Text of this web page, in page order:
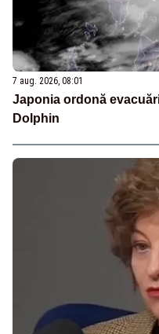
7 aug. 2026, 08:01
Japonia ordonă
Dolphin